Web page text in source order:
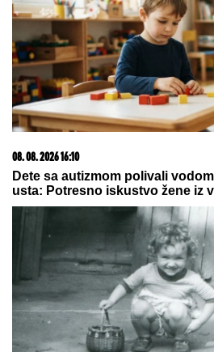
PENTAGON VRŠI PRITISAK
evo i zašto
Obrisala bi ovaj
Jovana Jeremić
verenicu
mesi kiflice i
ona radila isto!
"Odlučili smo
Petrović
Pejom, o